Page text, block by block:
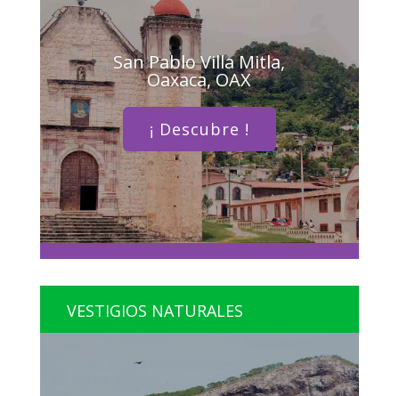
San Pablo Villa Mitla,
Oaxaca, OAX
¡ Descubre !
VESTIGIOS NATURALES